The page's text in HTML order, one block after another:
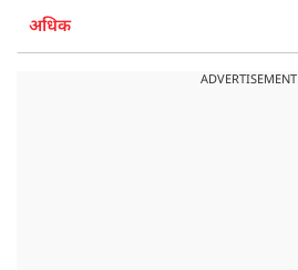
अधिक
ADVERTISEMENT